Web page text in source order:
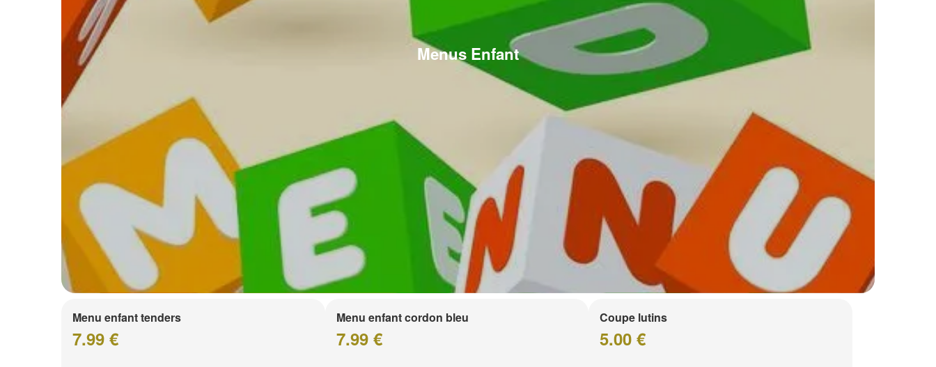
Menus Enfant
Menu enfant tenders
7.99 €
Menu enfant cordon bleu
7.99 €
Coupe lutins
5.00 €